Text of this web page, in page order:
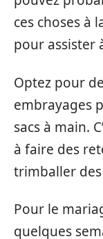
ces choses à
pour assister
Optez pour
embrayages
sacs à main.
à faire des
trimballer
Pour le
quelques